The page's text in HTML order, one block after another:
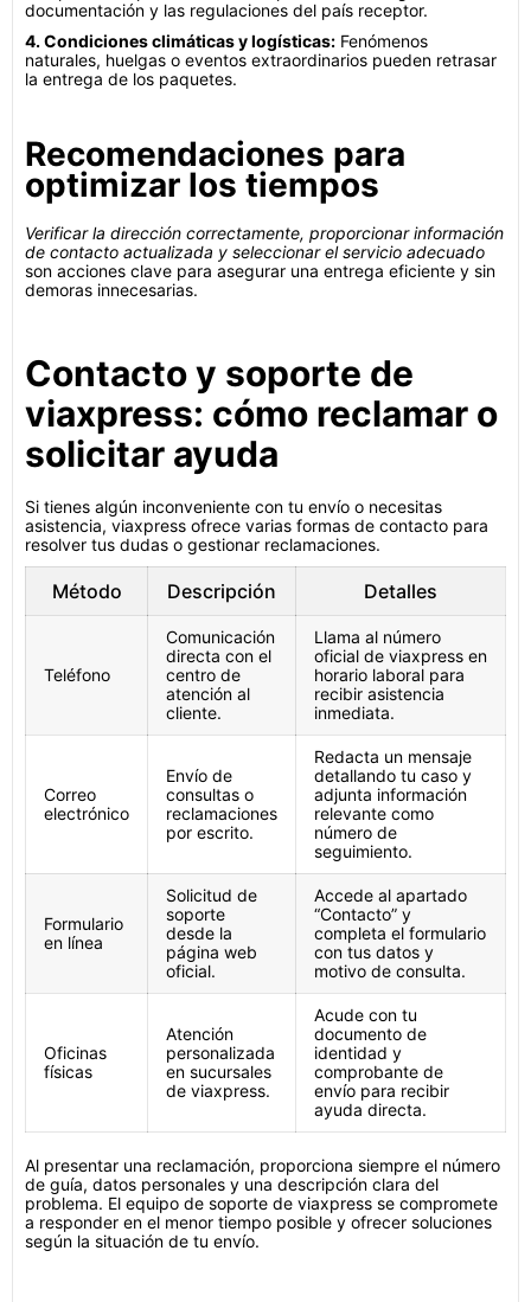
documentación y las regulaciones del país receptor.
4. Condiciones climáticas y logísticas: Fenómenos
naturales, huelgas o eventos extraordinarios pueden retrasar
la entrega de los paquetes.
Recomendaciones para
optimizar los tiempos
Verificar la dirección correctamente, proporcionar información
de contacto actualizada y seleccionar el servicio adecuado
son acciones clave para asegurar una entrega eficiente y sin
demoras innecesarias.
Contacto y soporte de
viaxpress: cómo reclamar o
solicitar ayuda
Si tienes algún inconveniente con tu envío o necesitas
asistencia, viaxpress ofrece varias formas de contacto para
resolver tus dudas o gestionar reclamaciones.
Método Descripción Detalles
Teléfono
Comunicación
directa con el
centro de
atención al
cliente.
Llama al número
oficial de viaxpress en
horario laboral para
recibir asistencia
inmediata.
Correo
electrónico
Envío de
consultas o
reclamaciones
por escrito.
Redacta un mensaje
detallando tu caso y
adjunta información
relevante como
número de
seguimiento.
Formulario
en línea
Solicitud de
soporte
desde la
página web
oficial.
Accede al apartado
“Contacto” y
completa el formulario
con tus datos y
motivo de consulta.
Oficinas
físicas
Atención
personalizada
en sucursales
de viaxpress.
Acude con tu
documento de
identidad y
comprobante de
envío para recibir
ayuda directa.
Al presentar una reclamación, proporciona siempre el número
de guía, datos personales y una descripción clara del
problema. El equipo de soporte de viaxpress se compromete
a responder en el menor tiempo posible y ofrecer soluciones
según la situación de tu envío.